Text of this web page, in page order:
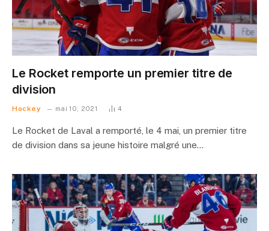
Le Rocket remporte un premier titre de
division
Hockey mai 10, 2021 4
Le Rocket de Laval a remporté, le 4 mai, un premier titre
de division dans sa jeune histoire malgré une…